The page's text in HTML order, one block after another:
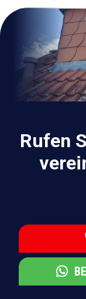
Rufen